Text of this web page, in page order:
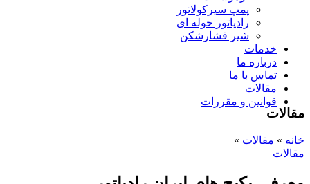
پمپ سیرکولاتور
رادیاتور حوله ای
شیر فشارشکن
خدمات
درباره ما
تماس با ما
مقالات
قوانین و مقررات
مقالات
خانه » مقالات »
مقالات